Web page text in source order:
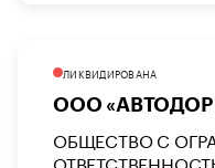
ЛИКВИДИРОВАНА
ООО «АВТОДОР
ОБЩЕСТВО С